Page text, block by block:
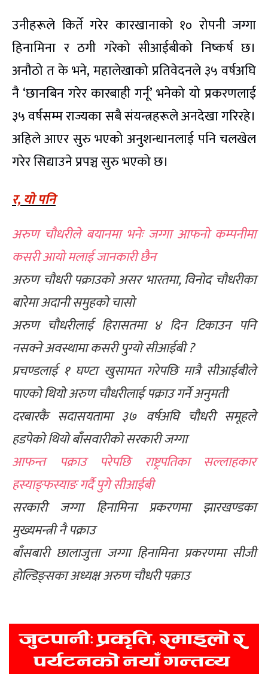
उनीहरूले किर्ते गरेर कारखानाको १० रोपनी जग्गा
हिनामिना र ठगी गरेको सीआईबीको निष्कर्ष छ।
अनौठो त के भने, महालेखाको प्रतिवेदनले ३५ वर्षअघि
नै ‘छानबिन गरेर कारबाही गर्नू’ भनेको यो प्रकरणलाई
३५ वर्षसम्म राज्यका सबै संयन्त्रहरूले अनदेखा गरिरहे।
अहिले आएर सुरु भएको अनुशन्धानलाई पनि चलखेल
गरेर सिद्याउने प्रपञ्च सुरु भएको छ।
र, यो पनि
अरुण चौधरीले बयानमा भनेः जग्गा आफनो कम्पनीमा
कसरी आयो मलाई जानकारी छैन
अरुण चौधरी पक्राउको असर भारतमा, विनोद चौधरीका
बारेमा अदानी समुहको चासो
अरुण चौधरीलाई हिरासतमा ४ दिन टिकाउन पनि
नसक्ने अवस्थामा कसरी पुग्यो सीआईबी ?
प्रचण्डलाई १ घण्टा खुसामत गरेपछि मात्रै सीआईबीले
पाएको थियो अरुण चौधरीलाई पक्राउ गर्ने अनुमती
दरबारकै सदासयतामा ३७ वर्षअघि चौधरी समूहले
हडपेको थियो बाँसवारीको सरकारी जग्गा
आफन्त पक्राउ परेपछि राष्ट्रपतिका सल्लाहकार
हस्याङ्फस्याङ गर्दै पुगे सीआईबी
सरकारी जग्गा हिनामिना प्रकरणमा झारखण्डका
मुख्यमन्त्री नै पक्राउ
बाँसबारी छालाजुत्ता जग्गा हिनामिना प्रकरणमा सीजी
होल्डिङ्सका अध्यक्ष अरुण चौधरी पक्राउ